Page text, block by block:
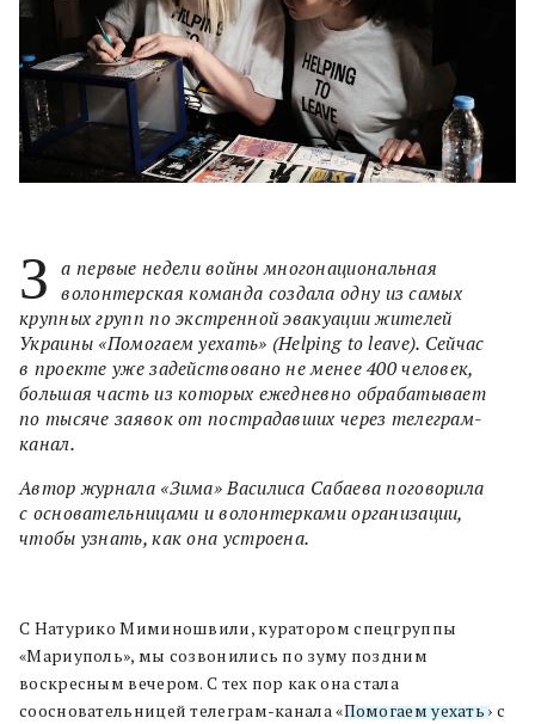
З
а первые недели войны многонациональная
волонтерская команда создала одну из самых
крупных групп по экстренной эвакуации жителей
Украины «Помогаем уехать» (Helping to leave). Сейчас
в проекте уже задействовано не менее 400 человек,
большая часть из которых ежедневно обрабатывает
по тысяче заявок от пострадавших через телеграм-
канал.
Автор журнала «Зима» Василиса Сабаева поговорила
с основательницами и волонтерками организации,
чтобы узнать, как она устроена.
С Натурико Миминошвили, куратором спецгруппы
«Мариуполь», мы созвонились по зуму поздним
воскресным вечером. С тех пор как она стала
соосновательницей телеграм-канала «Помогаем уехать» с